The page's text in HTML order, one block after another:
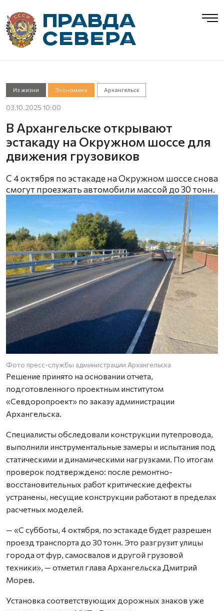
Из жизни Экономика Архангельск
03.10.2025 10:00
В Архангельске открывают
эстакаду на Окружном шоссе для
движения грузовиков
С 4 октября по эстакаде на Окружном шоссе снова
смогут проезжать автомобили массой до 30 тонн.
Фото пресс-службы администрации Архангельска
Решение принято на основании отчета,
подготовленного проектным институтом
«Севдоропроект» по заказу администрации
Архангельска.
Специалисты обследовали конструкции путепровода,
выполнили инструментальные замеры и испытания под
статическими и динамическими нагрузками. По итогам
проверок подтверждено: после ремонтно-
восстановительных работ критические дефекты
устранены, несущие конструкции работают в пределах
расчетных моделей.
— «С субботы, 4 октября, по эстакаде будет разрешен
проезд транспорта до 30 тонн. Это разгрузит улицы
города от фур, самосвалов и другой грузовой
техники», — отметил глава Архангельска Дмитрий
Морев.
Установка соответствующих дорожных знаков уже